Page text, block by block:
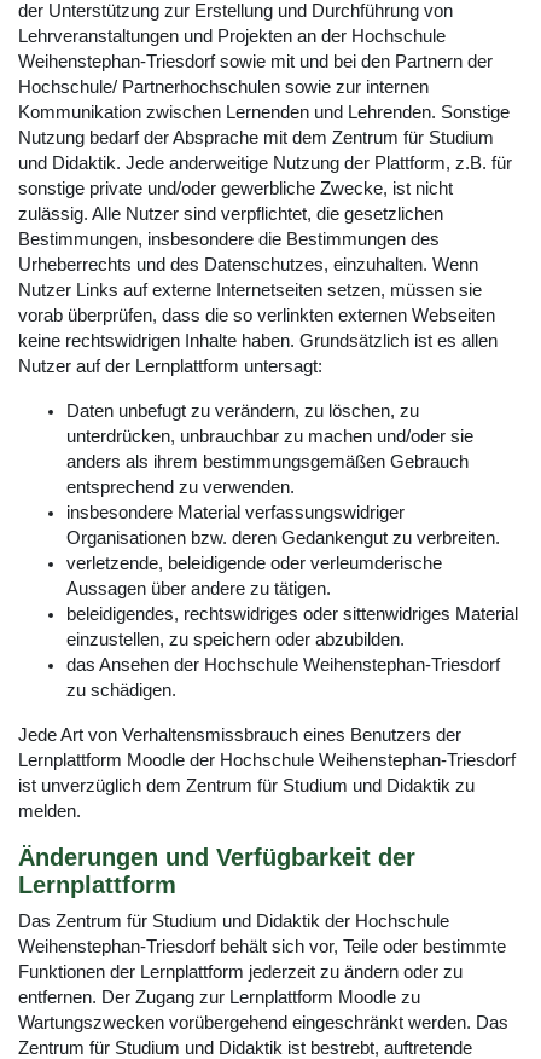
der Unterstützung zur Erstellung und Durchführung von
Lehrveranstaltungen und Projekten an der Hochschule
Weihenstephan-Triesdorf sowie mit und bei den Partnern der
Hochschule/ Partnerhochschulen sowie zur internen
Kommunikation zwischen Lernenden und Lehrenden. Sonstige
Nutzung bedarf der Absprache mit dem Zentrum für Studium
und Didaktik. Jede anderweitige Nutzung der Plattform, z.B. für
sonstige private und/oder gewerbliche Zwecke, ist nicht
zulässig. Alle Nutzer sind verpflichtet, die gesetzlichen
Bestimmungen, insbesondere die Bestimmungen des
Urheberrechts und des Datenschutzes, einzuhalten. Wenn
Nutzer Links auf externe Internetseiten setzen, müssen sie
vorab überprüfen, dass die so verlinkten externen Webseiten
keine rechtswidrigen Inhalte haben. Grundsätzlich ist es allen
Nutzer auf der Lernplattform untersagt:
Daten unbefugt zu verändern, zu löschen, zu
unterdrücken, unbrauchbar zu machen und/oder sie
anders als ihrem bestimmungsgemäßen Gebrauch
entsprechend zu verwenden.
insbesondere Material verfassungswidriger
Organisationen bzw. deren Gedankengut zu verbreiten.
verletzende, beleidigende oder verleumderische
Aussagen über andere zu tätigen.
beleidigendes, rechtswidriges oder sittenwidriges Material
einzustellen, zu speichern oder abzubilden.
das Ansehen der Hochschule Weihenstephan-Triesdorf
zu schädigen.
Jede Art von Verhaltensmissbrauch eines Benutzers der
Lernplattform Moodle der Hochschule Weihenstephan-Triesdorf
ist unverzüglich dem Zentrum für Studium und Didaktik zu
melden.
Änderungen und Verfügbarkeit der
Lernplattform
Das Zentrum für Studium und Didaktik der Hochschule
Weihenstephan-Triesdorf behält sich vor, Teile oder bestimmte
Funktionen der Lernplattform jederzeit zu ändern oder zu
entfernen. Der Zugang zur Lernplattform Moodle zu
Wartungszwecken vorübergehend eingeschränkt werden. Das
Zentrum für Studium und Didaktik ist bestrebt, auftretende